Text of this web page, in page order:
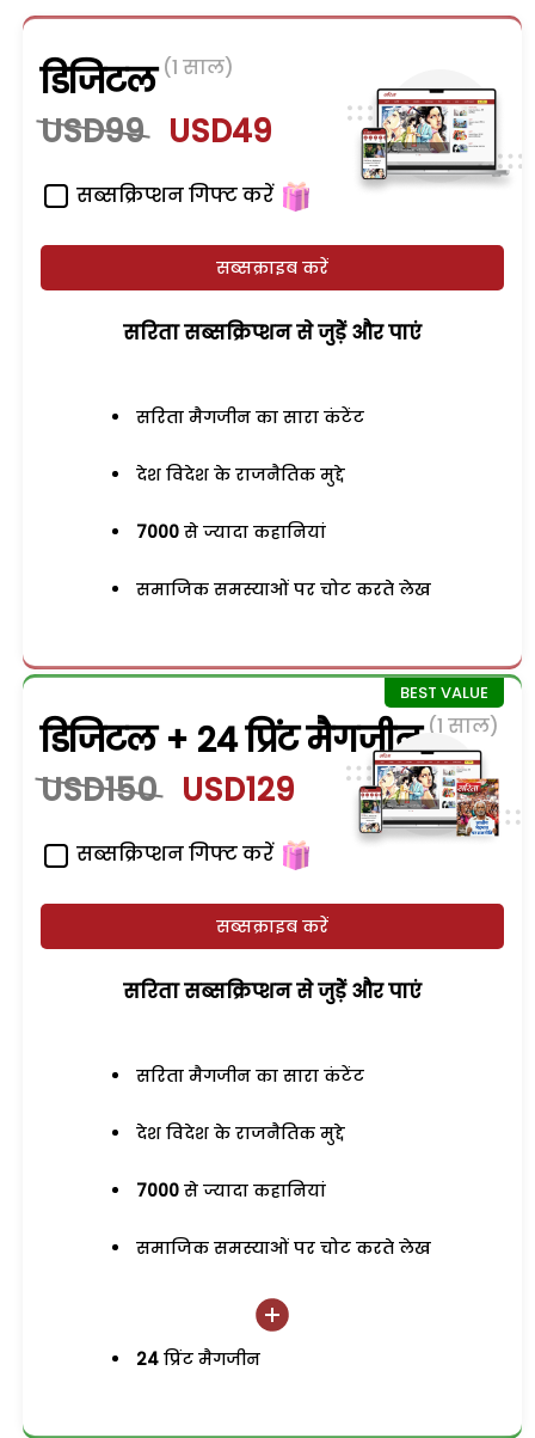
डिजिटल (1 साल)
USD99 USD49
सब्सक्रिप्शन गिफ्ट करें
सब्सक्राइब करें
सरिता सब्सक्रिप्शन से जुड़ेें और पाएं
सरिता मैगजीन का सारा कंटेंट
देश विदेश के राजनैतिक मुद्दे
7000 से ज्यादा कहानियां
समाजिक समस्याओं पर चोट करते लेख
डिजिटल + 24 प्रिंट मैगजीन (1 साल)
USD150 USD129
सब्सक्रिप्शन गिफ्ट करें
सब्सक्राइब करें
सरिता सब्सक्रिप्शन से जुड़ेें और पाएं
सरिता मैगजीन का सारा कंटेंट
देश विदेश के राजनैतिक मुद्दे
7000 से ज्यादा कहानियां
समाजिक समस्याओं पर चोट करते लेख
24 प्रिंट मैगजीन